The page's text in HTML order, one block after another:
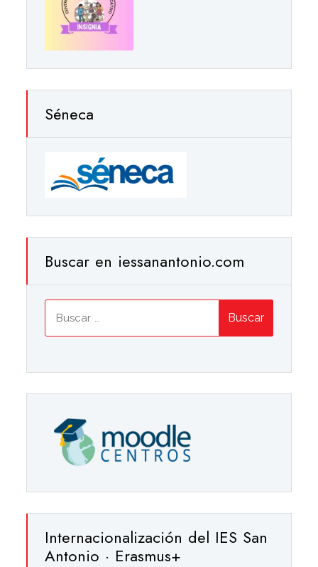
Séneca
Buscar en iessanantonio.com
Internacionalización del IES San
Antonio · Erasmus+